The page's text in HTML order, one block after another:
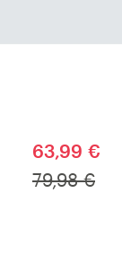
63,99 €
79,98 €